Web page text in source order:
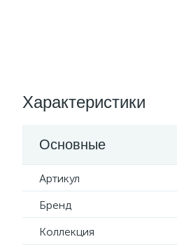
Характеристики
Основные
Артикул
Бренд
Коллекция